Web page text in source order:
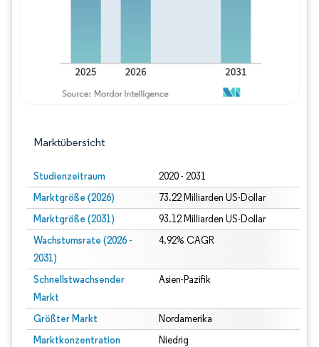
Marktübersicht
Studienzeitraum 2020 - 2031
Marktgröße (2026) 73.22 Milliarden US-Dollar
Marktgröße (2031) 93.12 Milliarden US-Dollar
Wachstumsrate (2026 -
2031)
4.92% CAGR
Schnellstwachsender
Markt
Asien-Pazifik
Größter Markt Nordamerika
Marktkonzentration Niedrig